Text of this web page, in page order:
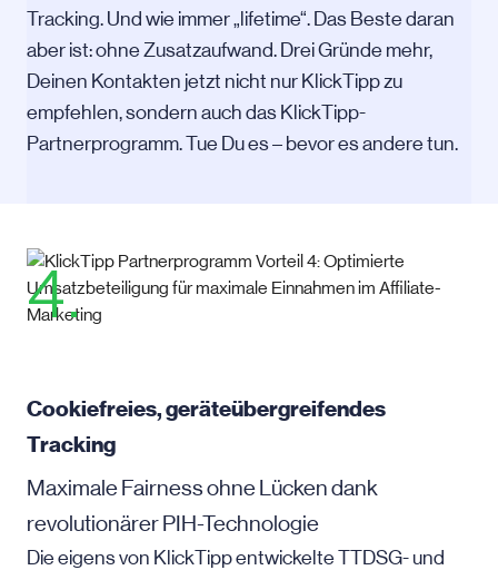
Tracking. Und wie immer „lifetime“. Das Beste daran
aber ist: ohne Zusatzaufwand. Drei Gründe mehr,
Deinen Kontakten jetzt nicht nur KlickTipp zu
empfehlen, sondern auch das KlickTipp-
Partnerprogramm. Tue Du es – bevor es andere tun.
4.
Cookiefreies, geräteübergreifendes
Tracking
Maximale Fairness ohne Lücken dank
revolutionärer PIH-Technologie
Die eigens von KlickTipp entwickelte TTDSG- und